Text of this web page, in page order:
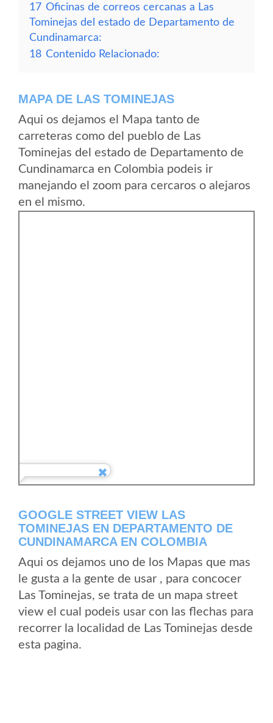
17 Oficinas de correos cercanas a Las
Tominejas del estado de Departamento de
Cundinamarca:
18 Contenido Relacionado:
MAPA DE LAS TOMINEJAS
Aqui os dejamos el Mapa tanto de
carreteras como del pueblo de Las
Tominejas del estado de Departamento de
Cundinamarca en Colombia podeis ir
manejando el zoom para cercaros o alejaros
en el mismo.
GOOGLE STREET VIEW LAS
TOMINEJAS EN DEPARTAMENTO DE
CUNDINAMARCA EN COLOMBIA
Aqui os dejamos uno de los Mapas que mas
le gusta a la gente de usar , para concocer
Las Tominejas, se trata de un mapa street
view el cual podeis usar con las flechas para
recorrer la localidad de Las Tominejas desde
esta pagina.